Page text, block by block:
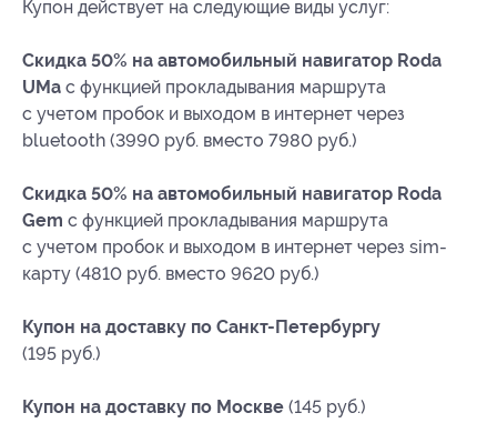
Купон действует на следующие виды услуг:
Скидка 50% на автомобильный навигатор Roda
UMa с функцией прокладывания маршрута
с учетом пробок и выходом в интернет через
bluetooth (3990 руб. вместо 7980 руб.)
Скидка 50% на автомобильный навигатор Roda
Gem с функцией прокладывания маршрута
с учетом пробок и выходом в интернет через sim-
карту (4810 руб. вместо 9620 руб.)
Купон на доставку по Санкт-Петербургу
(195 руб.)
Купон на доставку по Москве (145 руб.)